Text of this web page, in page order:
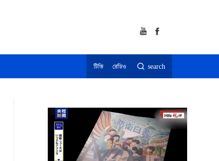
টিভি রেডিও search